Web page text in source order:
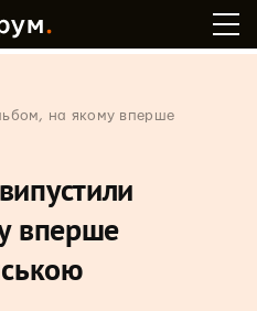
на якому вперше
вперше